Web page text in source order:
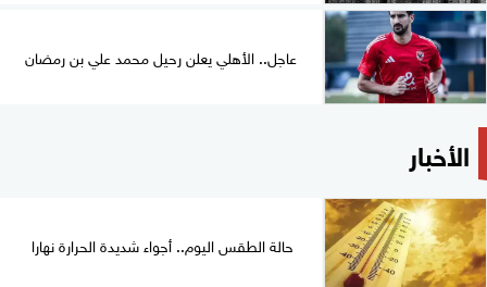
عاجل.. الأهلي يعلن رحيل محمد علي بن رمضان
الأخبار
حالة الطقس اليوم.. أجواء شديدة الحرارة نهارا